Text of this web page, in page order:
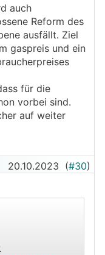
auch
Reform des
ausfällt. Ziel
gaspreis und ein
für die
vorbei sind.
auf weiter
20.10.2023 (#30)